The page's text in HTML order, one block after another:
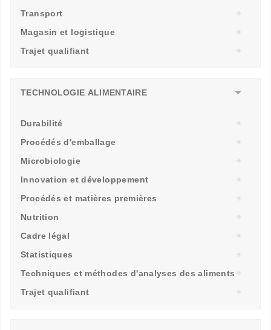
Transport
Magasin et logistique
Trajet qualifiant
TECHNOLOGIE ALIMENTAIRE
Durabilité
Procédés d'emballage
Microbiologie
Innovation et développement
Procédés et matières premières
Nutrition
Cadre légal
Statistiques
Techniques et méthodes d'analyses des aliments
Trajet qualifiant